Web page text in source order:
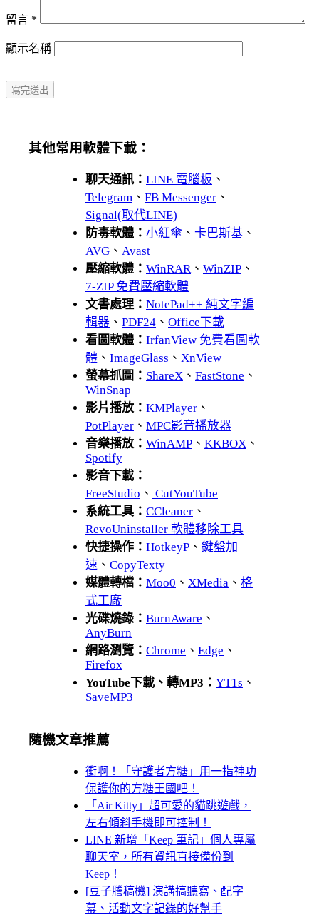
留言 *
顯示名稱
其他常用軟體下載：
聊天通訊： LINE 電腦板 、
Telegram 、 FB Messenger 、
Signal(取代LINE)
防毒軟體： 小紅傘 、 卡巴斯基 、
AVG 、 Avast
壓縮軟體： WinRAR、 WinZIP 、
7-ZIP 免費壓縮軟體
文書處理： NotePad++ 純文字編
輯器 、 PDF24 、 Office下載
看圖軟體： IrfanView 免費看圖軟
體 、 ImageGlass 、 XnView
螢幕抓圖： ShareX 、 FastStone 、
WinSnap
影片播放： KMPlayer 、
PotPlayer 、 MPC影音播放器
音樂播放： WinAMP 、 KKBOX 、
Spotify
影音下載：
FreeStudio 、 CutYouTube
系統工具： CCleaner 、
RevoUninstaller 軟體移除工具
快捷操作： HotkeyP 、 鍵盤加
速 、 CopyTexty
媒體轉檔： Moo0 、 XMedia 、 格
式工廠
光碟燒錄： BurnAware 、
AnyBurn
網路瀏覽： Chrome 、 Edge 、
Firefox
YouTube下載、轉MP3： YT1s 、
SaveMP3
隨機文章推薦
衝啊！「守護者方糖」用一指神功
保護你的方糖王國吧！
「Air Kitty」超可愛的貓跳遊戲，
左右傾斜手機即可控制！
LINE 新增「Keep 筆記」個人專屬
聊天室，所有資訊直接備份到
Keep！
[豆子謄稿機] 演講搞聽寫、配字
幕、活動文字記錄的好幫手